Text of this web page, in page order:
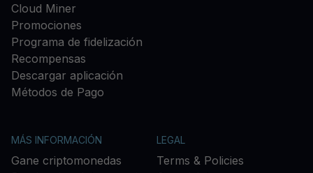
Cloud Miner
Promociones
Programa de fidelización
Recompensas
Descargar aplicación
Métodos de Pago
MÁS INFORMACIÓN
Gane criptomonedas
LEGAL
Terms & Policies